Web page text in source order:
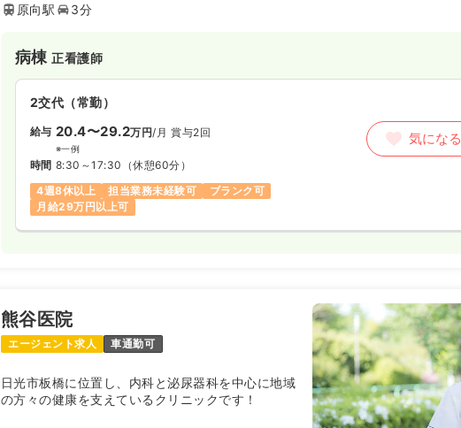
原向駅
3分
病棟正看護師
2交代（常勤）
給与 20.4〜29.2万円/月 賞与2回
※一例
時間 8:30～17:30 （休憩60分）
4週8休以上
担当業務未経験可
ブランク可
月給29万円以上可
気になる
熊谷医院
エージェント求人 車通勤可
日光市板橋に位置し、内科と泌尿器科を中心に地域
の方々の健康を支えているクリニックです！